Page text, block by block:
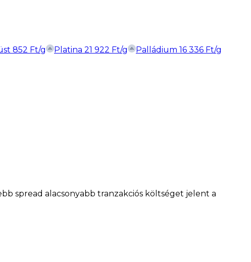
852 Ft/g Platina 21 922 Ft/g Palládium 16 336 Ft/g
spread alacsonyabb tranzakciós költséget jelent a